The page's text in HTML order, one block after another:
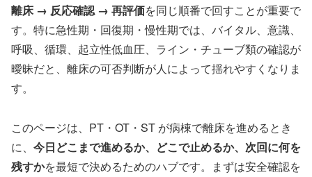
離床 → 反応確認 → 再評価を同じ順番で回すことが重要で
す。特に急性期・回復期・慢性期では、バイタル、意識、
呼吸、循環、起立性低血圧、ライン・チューブ類の確認が
曖昧だと、離床の可否判断が人によって揺れやすくなりま
す。
このページは、PT・OT・ST が病棟で離床を進めるとき
に、 今日どこまで進めるか、どこで止めるか、次回に何を
残すかを最短で決めるためのハブです。まずは安全確認を